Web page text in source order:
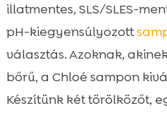
illatmentes, SLS/SLES-
pH-kiegyensúlyozott
választás. Azoknak,
bőrű, a Chloé sampon
Készítünk két törölközőt,